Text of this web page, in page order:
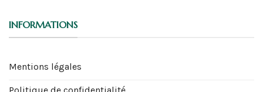
INFORMATIONS
Mentions légales